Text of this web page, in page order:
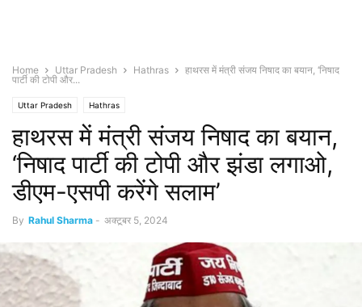
Home Uttar Pradesh Hathras
हाथरस में मंत्री संजय निषाद का बयान, ‘निषाद
पार्टी की टोपी और...
Uttar Pradesh Hathras
हाथरस में मंत्री संजय निषाद का बयान,
‘निषाद पार्टी की टोपी और झंडा लगाओ,
डीएम-एसपी करेंगे सलाम’
By Rahul Sharma - अक्टूबर 5, 2024